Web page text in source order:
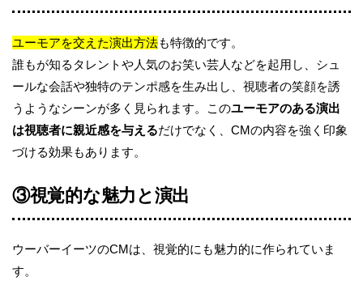
ユーモアを交えた演出方法も特徴的です。
誰もが知るタレントや人気のお笑い芸人などを起用し、シュ
ールな会話や独特のテンポ感を生み出し、視聴者の笑顔を誘
うようなシーンが多く見られます。このユーモアのある演出
は視聴者に親近感を与えるだけでなく、CMの内容を強く印象
づける効果もあります。
③視覚的な魅力と演出
ウーバーイーツのCMは、視覚的にも魅力的に作られていま
す。